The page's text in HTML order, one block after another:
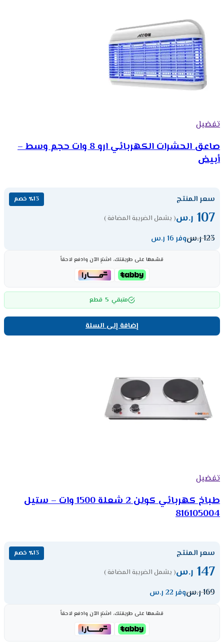
تفضيل
صاعق الحشرات الكهربائي ارو 8 وات حجم وسط –
أبيض
سعر المنتج ٪13 خصم
107 ر.س( يشمل الضريبة المضافة )
123ر.سوفر 16 ر.س
قسّمها على طريقتك، اشترِ الآن وادفع لاحقاً
متبقي 5 قطع
إضافة إلى السلة
تفضيل
طباخ كهربائي كولن 2 شعلة 1500 وات – ستيل
816105004
سعر المنتج ٪13 خصم
147 ر.س( يشمل الضريبة المضافة )
169ر.سوفر 22 ر.س
قسّمها على طريقتك، اشترِ الآن وادفع لاحقاً